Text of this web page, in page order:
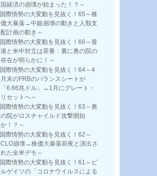
国経済の崩壊が始まった！？～
国際情勢の大変動を見抜く！65～株
価大暴落→中銀崩壊の動きと人類支
配計画の動き～
国際情勢の大変動を見抜く！66～香
港と米中対立は茶番：裏に奥の院の
存在が明らかに！～
国際情勢の大変動を見抜く！64～4
月末のFRBのバランスシートが
「6.66兆ドル」→1月にグレート・
リセットへ～
国際情勢の大変動を見抜く！63～奥
の院がロスチャイルド攻撃開始
か！？～
国際情勢の大変動を見抜く！62～
CLO崩壊→株価大暴落前夜と演出さ
れた全米デモ～
国際情勢の大変動を見抜く！61～ビ
ルゲイツの「コロナウイルスによる